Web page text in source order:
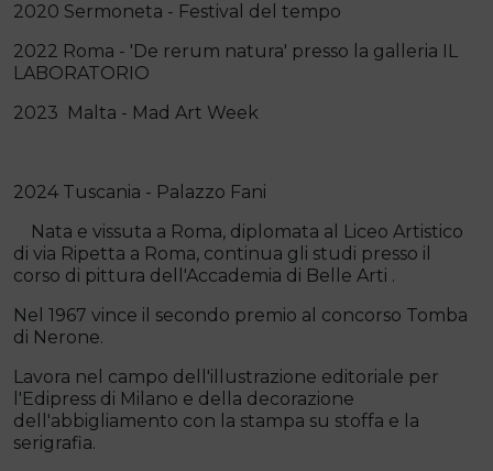
2020 Sermoneta - Festival del tempo
2022 Roma - 'De rerum natura' presso la galleria IL
LABORATORIO
2023 Malta - Mad Art Week
2024 Tuscania - Palazzo Fani
Nata e vissuta a Roma, diplomata al Liceo Artistico
di via Ripetta a Roma, continua gli studi presso il
corso di pittura dell'Accademia di Belle Arti .
Nel 1967 vince il secondo premio al concorso Tomba
di Nerone.
Lavora nel campo dell'illustrazione editoriale per
l'Edipress di Milano e della decorazione
dell'abbigliamento con la stampa su stoffa e la
serigrafia.